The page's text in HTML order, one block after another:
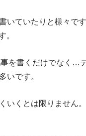
いていたりと様々で
。
を書くだけでなく…
いです。
いくとは限りません。